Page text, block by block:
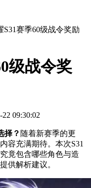
S31赛季60级战令奖励
级战令奖
09:30:02
择？ 随着新赛季的更
容充满期待。本次S31
竟包含哪些角色与造
供解析建议。